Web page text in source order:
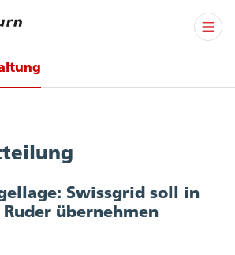
Swissgrid soll in
übernehmen